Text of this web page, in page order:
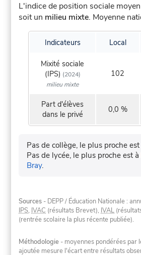
L'indice de position sociale
soit un milieu mixte. Moyenne
Indicateurs Local
Mixité sociale
(IPS) (2024)
milieu mixte
102
Part d'élèves
dans le privé
0,0 %
Pas de collège, le plus proche
Pas de lycée, le plus proche est à
Bray.
Sources - DEPP / Éducation Nationale :
IPS, IVAC (résultats Brevet), IVAL
(rentrée scolaire la plus récente publiée).
Méthodologie - moyennes pondérées par
ajoutée mesure l'écart entre résultats